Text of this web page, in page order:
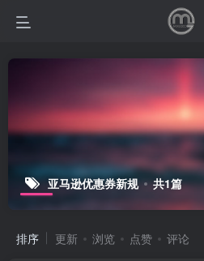
亚马逊优惠券新规 共1篇
排序 更新 浏览 点赞 评论